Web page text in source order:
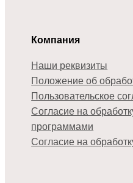
Компания
Наши реквизиты
Положение об
Пользовательское
Согласие на
программами
Согласие на